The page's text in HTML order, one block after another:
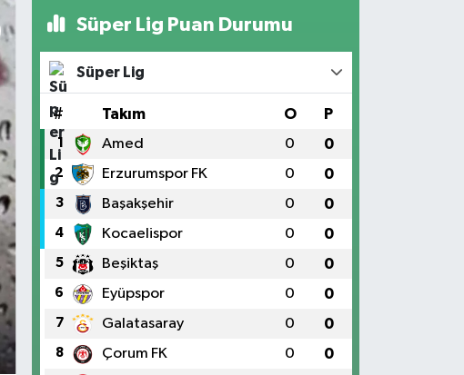
Süper Lig Puan Durumu
Süper Lig
# Takım O P
1 Amed 0 0
2 Erzurumspor FK 0 0
3 Başakşehir 0 0
4 Kocaelispor 0 0
5 Beşiktaş 0 0
6 Eyüpspor 0 0
7 Galatasaray 0 0
8 Çorum FK 0 0